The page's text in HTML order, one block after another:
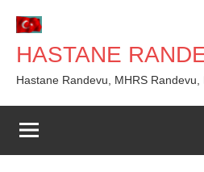
geç
HASTANE
Hastane Randevu, MHRS Randevu,